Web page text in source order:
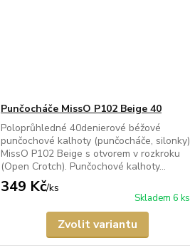
Punčocháče MissO P102 Beige 40
Poloprůhledné 40denierové béžové
punčochové kalhoty (punčocháče, silonky)
MissO P102 Beige s otvorem v rozkroku
(Open Crotch). Punčochové kalhoty...
349 Kč/ks
Skladem 6 ks
Zvolit variantu